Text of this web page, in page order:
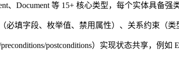
、Document 等 15+ 核心类型，每个实体具
必填字段、枚举值、禁用属性）、关系约束（
postconditions）实现状态共享，例